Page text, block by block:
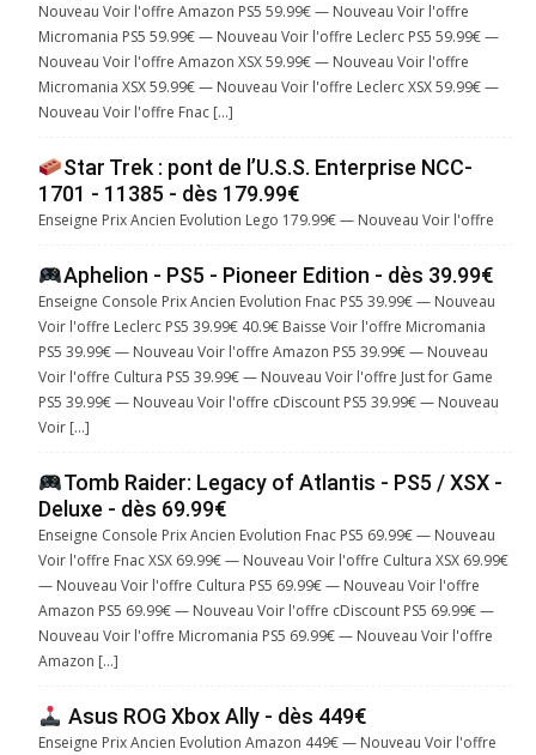
Nouveau Voir l'offre Amazon PS5 59.99€ — Nouveau Voir l'offre
Micromania PS5 59.99€ — Nouveau Voir l'offre Leclerc PS5 59.99€ —
Nouveau Voir l'offre Amazon XSX 59.99€ — Nouveau Voir l'offre
Micromania XSX 59.99€ — Nouveau Voir l'offre Leclerc XSX 59.99€ —
Nouveau Voir l'offre Fnac […]
Star Trek : pont de l’U.S.S. Enterprise NCC-
1701 - 11385 - dès 179.99€
Enseigne Prix Ancien Evolution Lego 179.99€ — Nouveau Voir l'offre
Aphelion - PS5 - Pioneer Edition - dès 39.99€
Enseigne Console Prix Ancien Evolution Fnac PS5 39.99€ — Nouveau
Voir l'offre Leclerc PS5 39.99€ 40.9€ Baisse Voir l'offre Micromania
PS5 39.99€ — Nouveau Voir l'offre Amazon PS5 39.99€ — Nouveau
Voir l'offre Cultura PS5 39.99€ — Nouveau Voir l'offre Just for Game
PS5 39.99€ — Nouveau Voir l'offre cDiscount PS5 39.99€ — Nouveau
Voir […]
Tomb Raider: Legacy of Atlantis - PS5 / XSX -
Deluxe - dès 69.99€
Enseigne Console Prix Ancien Evolution Fnac PS5 69.99€ — Nouveau
Voir l'offre Fnac XSX 69.99€ — Nouveau Voir l'offre Cultura XSX 69.99€
— Nouveau Voir l'offre Cultura PS5 69.99€ — Nouveau Voir l'offre
Amazon PS5 69.99€ — Nouveau Voir l'offre cDiscount PS5 69.99€ —
Nouveau Voir l'offre Micromania PS5 69.99€ — Nouveau Voir l'offre
Amazon […]
Asus ROG Xbox Ally - dès 449€
Enseigne Prix Ancien Evolution Amazon 449€ — Nouveau Voir l'offre